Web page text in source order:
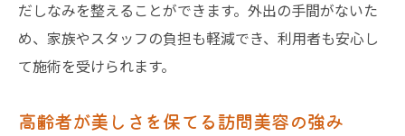
だしなみを整えることができます。外出の手間がないた
め、家族やスタッフの負担も軽減でき、利用者も安心し
て施術を受けられます。
高齢者が美しさを保てる訪問美容の強み